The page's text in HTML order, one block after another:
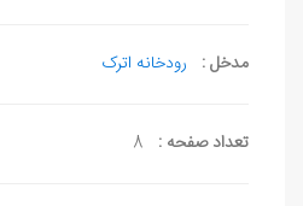
مدخل : رودخانه اترک
تعداد صفحه : 8